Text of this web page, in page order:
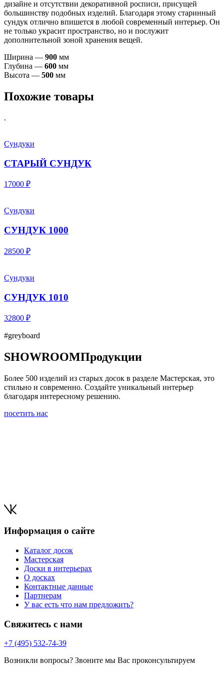
дизайне и отсутствии декоративной росписи, присущей
большинству подобных изделий. Благодаря этому старинный
сундук отлично впишется в любой современный интерьер. Он
не только украсит пространство, но и послужит
дополнительной зоной хранения вещей.
Ширина — 900 мм
Глубина — 600 мм
Высота — 500 мм
Похожие товары
.
Сундуки
СТАРЫЙ СУНДУК
17000 ₽
Сундуки
СУНДУК 1000
28500 ₽
Сундуки
СУНДУК 1010
32800 ₽
#greyboard
SHOWROOMПродукции
Более 500 изделий из старых досок в разделе Мастерская, это
стильно и современно. Создайте уникальный интерьер
благодаря интересному решению.
посетить нас
Информация о сайте
Каталог досок
Мастерская
Доски в интерьерах
О досках
Контактные данные
Партнерам
У вас есть что нам предложить?
Свяжитесь с нами
+7 (495) 532-74-39
Возникли вопросы? Звоните мы Вас проконсультируем